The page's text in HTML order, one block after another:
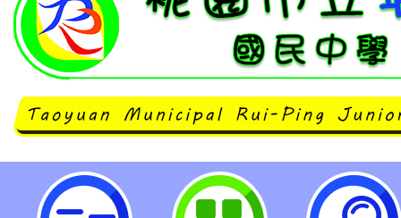
neilrpjhstyc網站設計者：徐嘉